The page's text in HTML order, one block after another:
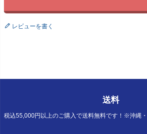
レビューを書く
送料
税込55,000円以上のご購入で送料無料です！※沖縄・